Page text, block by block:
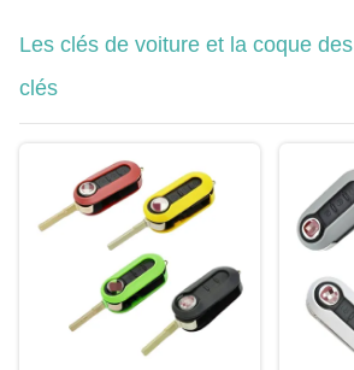
Les clés de voiture et la coque des
clés